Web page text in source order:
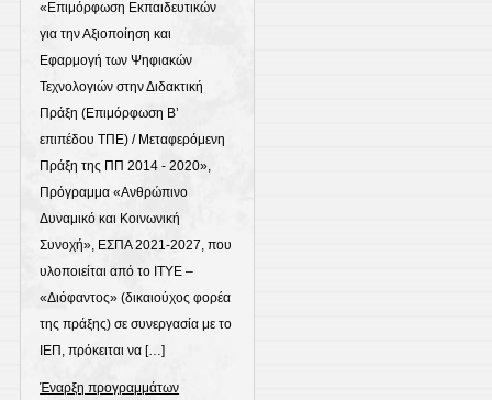
«Επιμόρφωση Εκπαιδευτικών
για την Αξιοποίηση και
Εφαρμογή των Ψηφιακών
Τεχνολογιών στην Διδακτική
Πράξη (Επιμόρφωση Β’
επιπέδου ΤΠΕ) / Μεταφερόμενη
Πράξη της ΠΠ 2014 - 2020»,
Πρόγραμμα «Ανθρώπινο
Δυναμικό και Κοινωνική
Συνοχή», ΕΣΠΑ 2021-2027, που
υλοποιείται από το ΙΤΥΕ –
«Διόφαντος» (δικαιούχος φορέα
της πράξης) σε συνεργασία με το
ΙΕΠ, πρόκειται να […]
Έναρξη προγραμμάτων